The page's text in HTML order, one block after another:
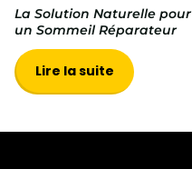
La Solution Naturelle pour
un Sommeil Réparateur
Lire la suite